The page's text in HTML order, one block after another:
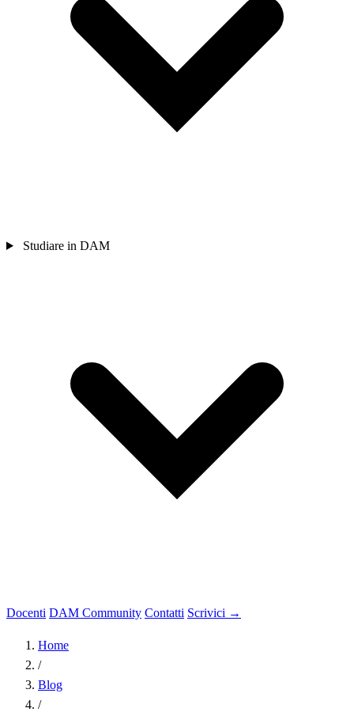
Studiare in DAM
Docenti DAM Community Contatti Scrivici →
Home
/
Blog
/